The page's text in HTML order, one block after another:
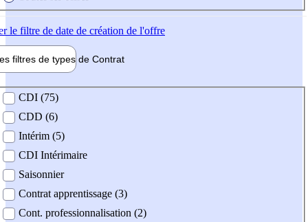
le filtre de date de création de l'offre
filtres de types de Contrat
contrat
CDI (75)
CDD (6)
Intérim (5)
CDI Intérimaire
Saisonnier
Contrat apprentissage (3)
Cont. professionnalisation (2)